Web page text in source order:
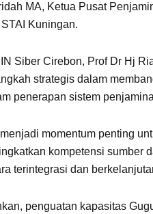
MA, Ketua Pusat
Kuningan.
Siber Cirebon, Prof Dr Hj
strategis dalam
penerapan sistem
momentum penting
kompetensi sumber
terintegrasi dan
penguatan kapasitas